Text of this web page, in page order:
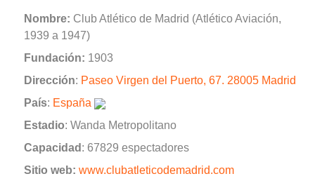
Nombre: Club Atlético de Madrid (Atlético Aviación,
1939 a 1947)
Fundación: 1903
Dirección: Paseo Virgen del Puerto, 67. 28005 Madrid
País: España
Estadio: Wanda Metropolitano
Capacidad : 67829 espectadores
Sitio web: www.clubatleticodemadrid.com